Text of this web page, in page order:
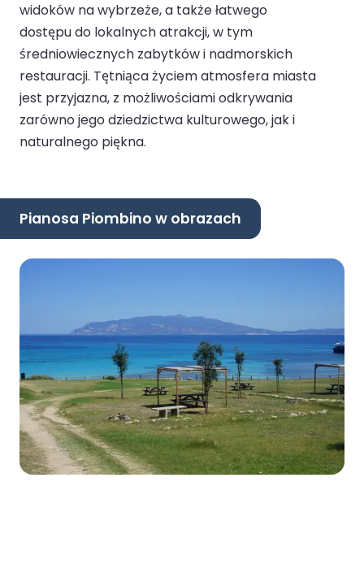
widoków na wybrzeże, a także łatwego
dostępu do lokalnych atrakcji, w tym
średniowiecznych zabytków i nadmorskich
restauracji. Tętniąca życiem atmosfera miasta
jest przyjazna, z możliwościami odkrywania
zarówno jego dziedzictwa kulturowego, jak i
naturalnego piękna.
Pianosa Piombino w obrazach